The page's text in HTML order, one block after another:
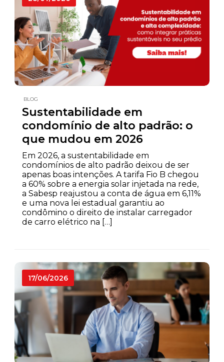
BLOG
Sustentabilidade em
condomínio de alto padrão: o
que mudou em 2026
Em 2026, a sustentabilidade em
condomínios de alto padrão deixou de ser
apenas boas intenções. A tarifa Fio B chegou
a 60% sobre a energia solar injetada na rede,
a Sabesp reajustou a conta de água em 6,11%
e uma nova lei estadual garantiu ao
condômino o direito de instalar carregador
de carro elétrico na […]
17/06/2026